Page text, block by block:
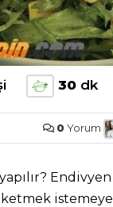
30dk
0 Yorum